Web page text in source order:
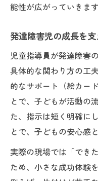
能性が広がっていきます
発達障害児の成長を
児童指導員が発達障害
具体的な関わり方の工
的なサポート（絵カー
とで、子どもが活動の
た、指示は短く明確に
とで、子どもの安心感
実際の現場では「でき
ため、小さな成功体験